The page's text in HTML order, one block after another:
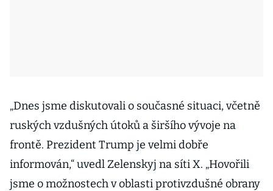
„Dnes jsme diskutovali o současné situaci, včetně
ruských vzdušných útoků a širšího vývoje na
frontě. Prezident Trump je velmi dobře
informován,“ uvedl Zelenskyj na síti X. „Hovořili
jsme o možnostech v oblasti protivzdušné obrany